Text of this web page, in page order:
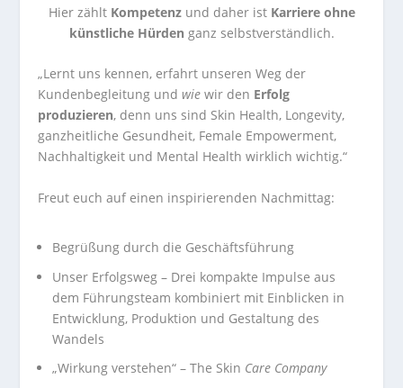
Hier zähltKompetenzund daher ist Karriere ohne
künstliche Hürden ganz selbstverständlich.
„Lernt uns kennen, erfahrt unseren Weg der
Kundenbegleitung und wie wir den Erfolg
produzieren, denn uns sind Skin Health, Longevity,
ganzheitliche Gesundheit, Female Empowerment,
Nachhaltigkeit und Mental Health wirklich wichtig.“
Freut euch auf einen inspirierenden Nachmittag:
Begrüßung durch die Geschäftsführung
Unser Erfolgsweg – Drei kompakte Impulse aus
dem Führungsteam kombiniert mit Einblicken in
Entwicklung, Produktion und Gestaltung des
Wandels
„Wirkung verstehen“ – The Skin Care Company